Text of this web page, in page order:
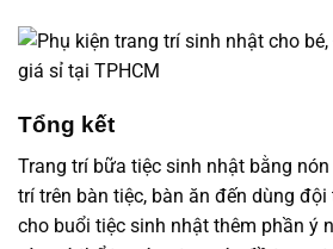
Tổng kết
Trang trí bữa tiệc sinh nhật bằng
trí trên bàn tiệc, bàn ăn đến dùng
cho buổi tiệc sinh nhật thêm phần ý